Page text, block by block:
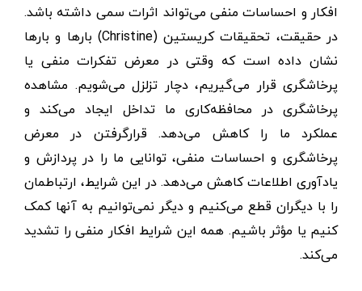
افکار و احساسات منفی می‌تواند اثرات سمی داشته باشد.
در حقیقت، تحقیقات کریستین (Christine) بارها‌ و بارها
نشان داده است که وقتی در معرض تفکرات منفی یا
پرخاشگری قرار می‌گیریم، دچار تزلزل می‌شویم. مشاهده
پرخاشگری در محافظه‌کاری ما تداخل ایجاد می‌کند و
عملکرد ما را کاهش می‌دهد. قرارگرفتن در معرض
پرخاشگری و احساسات منفی، توانایی ما را در پردازش و
یادآوری اطلاعات کاهش می‌دهد. در این شرایط، ارتباطمان
را با دیگران قطع می‌کنیم و دیگر نمی‌توانیم به آنها کمک
کنیم یا مؤثر باشیم. همه این شرایط افکار منفی را تشدید
می‌کند.